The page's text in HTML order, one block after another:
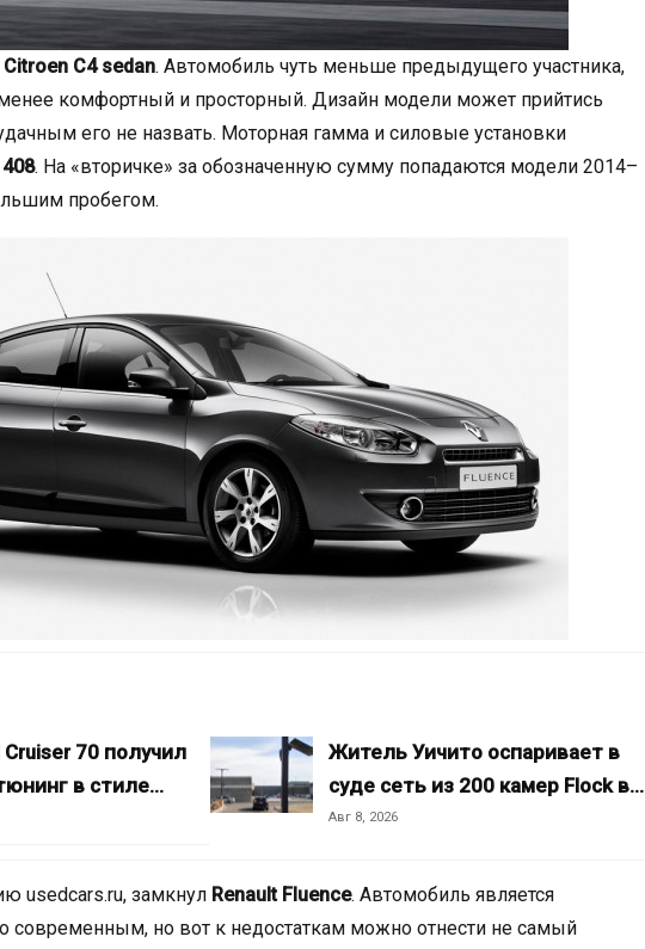
Citroen C4 sedan. Автомобиль чуть меньше предыдущего участника,
комфортный и просторный. Дизайн модели может прийтись
его не назвать. Моторная гамма и силовые установки
. На «вторичке» за обозначенную сумму попадаются модели 2014–
пробегом.
Cruiser 70 получил
в стиле…
Житель Уичито оспаривает в
суде сеть из 200 камер Flock в…
Авг 8, 2026
usedcars.ru, замкнул Renault Fluence. Автомобиль является
современным, но вот к недостаткам можно отнести не самый